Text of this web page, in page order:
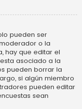
pueden ser
o la
hay que editar el
asociado a la
pueden borrar la
si algún miembro
pueden editar
sean